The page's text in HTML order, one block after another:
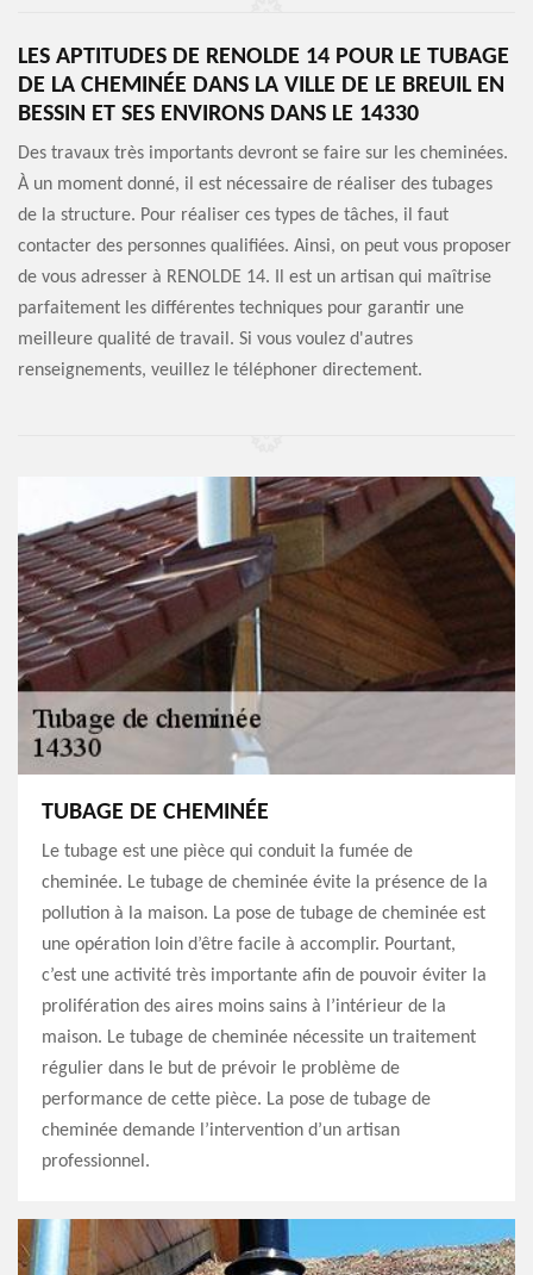
LES APTITUDES DE RENOLDE 14 POUR LE TUBAGE
DE LA CHEMINÉE DANS LA VILLE DE LE BREUIL EN
BESSIN ET SES ENVIRONS DANS LE 14330
Des travaux très importants devront se faire sur les cheminées.
À un moment donné, il est nécessaire de réaliser des tubages
de la structure. Pour réaliser ces types de tâches, il faut
contacter des personnes qualifiées. Ainsi, on peut vous proposer
de vous adresser à RENOLDE 14. Il est un artisan qui maîtrise
parfaitement les différentes techniques pour garantir une
meilleure qualité de travail. Si vous voulez d'autres
renseignements, veuillez le téléphoner directement.
TUBAGE DE CHEMINÉE
Le tubage est une pièce qui conduit la fumée de
cheminée. Le tubage de cheminée évite la présence de la
pollution à la maison. La pose de tubage de cheminée est
une opération loin d’être facile à accomplir. Pourtant,
c’est une activité très importante afin de pouvoir éviter la
prolifération des aires moins sains à l’intérieur de la
maison. Le tubage de cheminée nécessite un traitement
régulier dans le but de prévoir le problème de
performance de cette pièce. La pose de tubage de
cheminée demande l’intervention d’un artisan
professionnel.